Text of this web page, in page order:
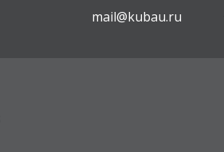
mail@kubau.ru